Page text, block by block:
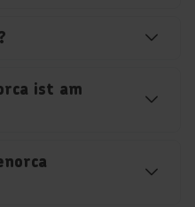
ist am